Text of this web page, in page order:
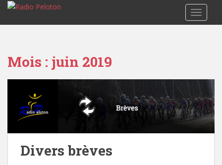
Mois : juin 2019
Divers brèves